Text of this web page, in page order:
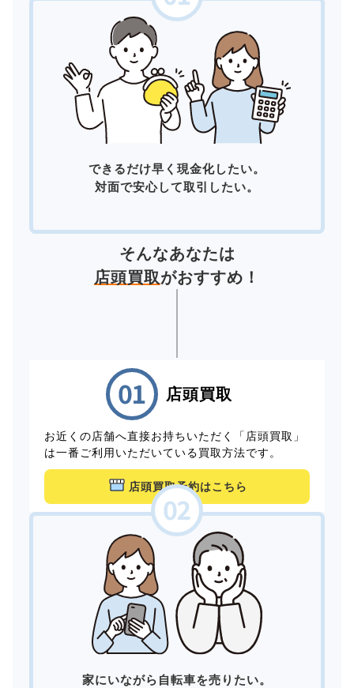
できるだけ早く現金化したい。
対面で安心して取引したい。
そんなあなたは
店頭買取がおすすめ！
店頭買取
お近くの店舗へ直接お持ちいただく「店頭買取」
は一番ご利用いただいている買取方法です。
店頭買取予約はこちら
家にいながら自転車を売りたい。